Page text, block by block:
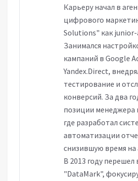
Карьеру начал в
цифрового
Solutions" как junior-
Занимался
кампаний в Google
Yandex.Direct,
тестирование и
конверсий. За два
позиции менеджера
где разработал
автоматизации
снизившую время на
В 2013 году перешел
"DataMark",